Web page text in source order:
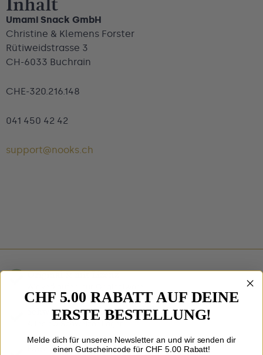
Umami Snack GmbH
Christine & Klemens Forster
Rütiweidstrasse 3
CH-6033 Buchrain
CHE-320.216.148
041 450 42 42
support@nooks.ch
Original & mit Lizenz
Schweizer Onlineshop
Faire Preise
CHF 5.00 RABATT AUF DEINE
ERSTE BESTELLUNG!
Melde dich für unseren Newsletter an und wir senden dir
einen Gutscheincode für CHF 5.00 Rabatt!